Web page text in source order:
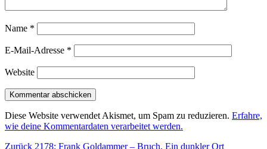
Name *
E-Mail-Adresse *
Website
Diese Website verwendet Akismet, um Spam zu reduzieren. Erfahre,
wie deine Kommentardaten verarbeitet werden.
Zurück Vorheriger
2178: Frank Goldammer – Bruch. Ein dunkler Ort